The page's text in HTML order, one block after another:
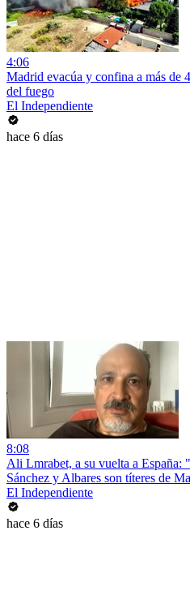
4:06
Madrid evacúa y confina a más de
del fuego
El Independiente
hace 6 días
8:08
Ali Lmrabet, a su vuelta a España:
Sánchez y Albares son títeres de
El Independiente
hace 6 días